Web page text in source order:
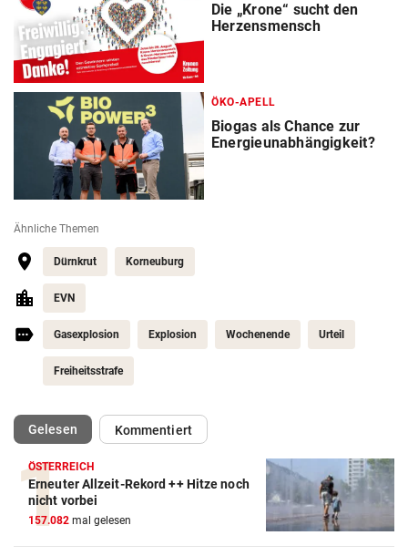
Die „Krone“ sucht den
Herzensmensch
ÖKO-APELL
Biogas als Chance zur
Energieunabhängigkeit?
Ähnliche Themen
Dürnkrut Korneuburg
EVN
Gasexplosion Explosion Wochenende Urteil
Freiheitsstrafe
Gelesen(ausgewählt)Kommentiert
ÖSTERREICH
Erneuter Allzeit-Rekord ++ Hitze noch
nicht vorbei
157.082 mal gelesen